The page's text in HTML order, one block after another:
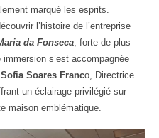
marqué les esprits.
l’histoire de l’entreprise
da Fonseca, forte de plus
s’est accompagnée
Sofia Soares Franco, Directrice
un éclairage privilégié sur
maison emblématique.